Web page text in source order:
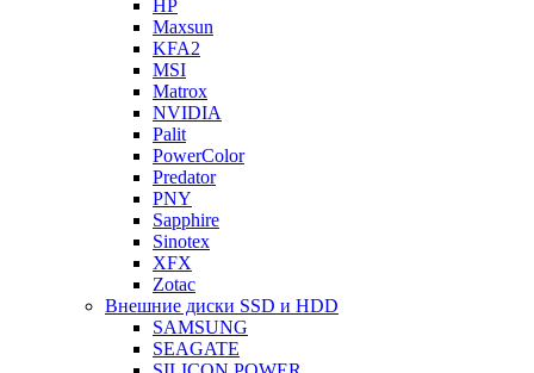
HP
Maxsun
KFA2
MSI
Matrox
NVIDIA
Palit
PowerColor
Predator
PNY
Sapphire
Sinotex
XFX
Zotac
Внешние диски SSD и HDD
SAMSUNG
SEAGATE